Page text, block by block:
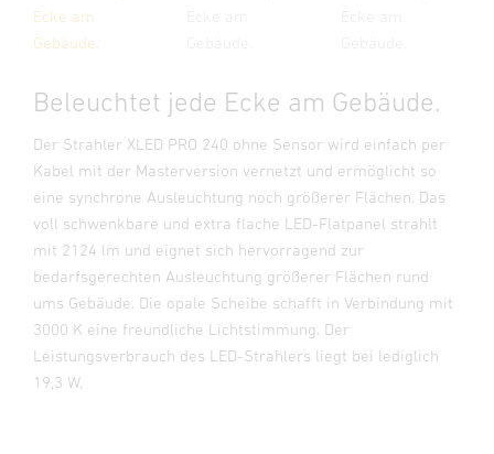
Ecke am
Gebäude.
Beleuchtet jede Ecke am Gebäude.
Der Strahler XLED PRO 240 ohne Sensor wird einfach per
Kabel mit der Masterversion vernetzt und ermöglicht so
eine synchrone Ausleuchtung noch größerer Flächen. Das
voll schwenkbare und extra flache LED-Flatpanel strahlt
mit 2124 lm und eignet sich hervorragend zur
bedarfsgerechten Ausleuchtung größerer Flächen rund
ums Gebäude. Die opale Scheibe schafft in Verbindung mit
3000 K eine freundliche Lichtstimmung. Der
Leistungsverbrauch des LED-Strahlers liegt bei lediglich
19,3 W.